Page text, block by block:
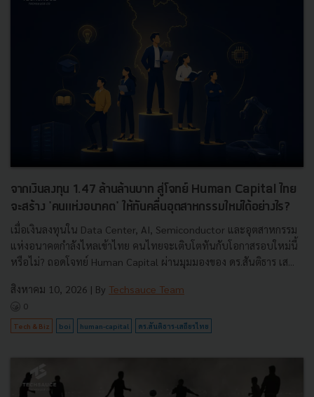
จากเงินลงทุน 1.47 ล้านล้านบาท สู่โจทย์ Human Capital ไทย
จะสร้าง 'คนแห่งอนาคต' ให้ทันคลื่นอุตสาหกรรมใหม่ได้อย่างไร?
เมื่อเงินลงทุนใน Data Center, AI, Semiconductor และอุตสาหกรรม
แห่งอนาคตกำลังไหลเข้าไทย คนไทยจะเติบโตทันกับโอกาสรอบใหม่นี้
หรือไม่? ถอดโจทย์ Human Capital ผ่านมุมมองของ ดร.สันติธาร เส...
สิงหาคม 10, 2026 | By Techsauce Team
0
Tech & Biz boi human-capital ดร.สันติธาร-เสถียรไทย